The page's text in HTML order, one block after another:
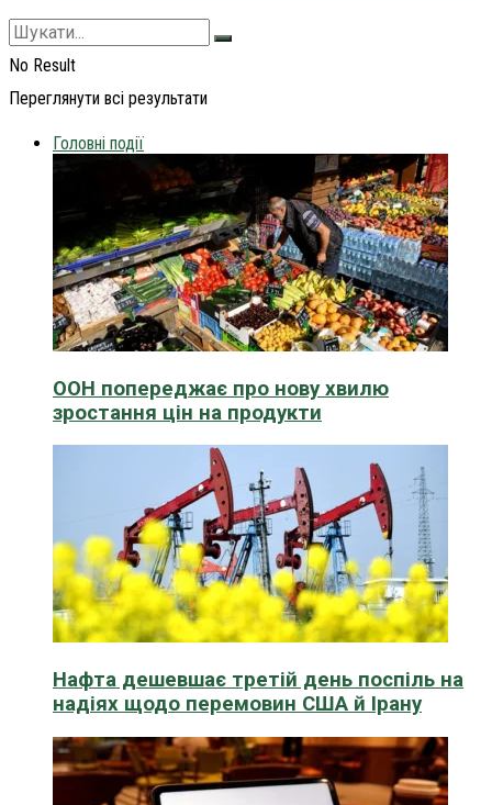
No Result
Переглянути всі результати
Головні події
ООН попереджає про нову хвилю
зростання цін на продукти
Нафта дешевшає третій день поспіль на
надіях щодо перемовин США й Ірану